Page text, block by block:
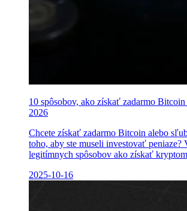
10 spôsobov, ako získať zadarmo
2026
Chcete získať zadarmo Bitcoin alebo
toho, aby ste museli investovať peniaze?
legitímnych spôsobov ako získať
2025-10-16